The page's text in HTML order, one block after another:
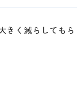
きく減らしてもら